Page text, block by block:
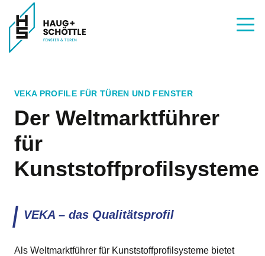
VEKA PROFILE FÜR TÜREN UND FENSTER
Der Weltmarktführer
für
Kunststoffprofilsysteme
VEKA – das Qualitätsprofil
Als Weltmarktführer für Kunststoffprofilsysteme bietet